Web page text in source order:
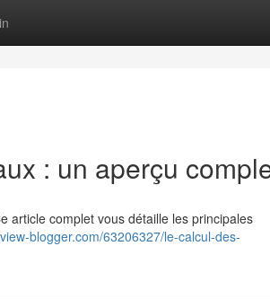
: un aperçu
article complet vous détaille les principales
blogger.com/63206327/le-calcul-des-